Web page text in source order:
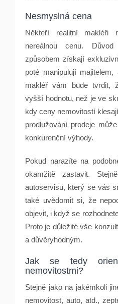
Nesmyslná cena
Někteří realitní makléři
nereálnou cenu.
způsobem získají
poté manipulují
makléř vám bude tvrdit,
vyšší hodnotu, než je ve
kdy ceny nemovitostí
prodlužování prodeje
konkurenční výhody.
Pokud narazíte na
okamžitě zastavit.
autoservisu, který se vás
také uvědomit si, že
objevit, i když se
Proto je důležité vše
a důvěryhodným.
Jak se tedy
nemovitostmi?
Stejně jako na jakémkoli
nemovitost, auto, atd.,